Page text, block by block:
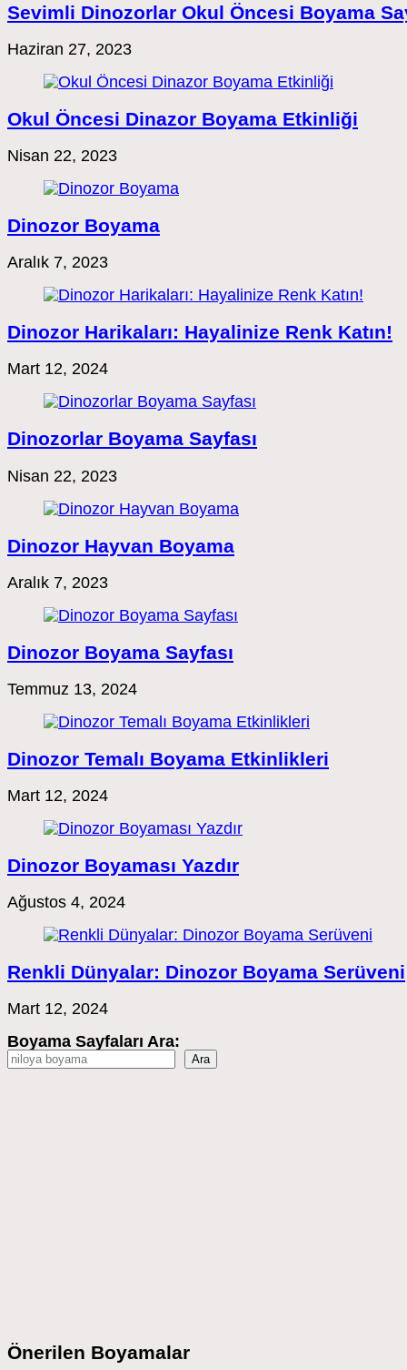
Sevimli Dinozorlar Okul Öncesi Boyama
Haziran 27, 2023
Okul Öncesi Dinazor Boyama Etkinliği
Nisan 22, 2023
Dinozor Boyama
Aralık 7, 2023
Dinozor Harikaları: Hayalinize Renk Katın!
Mart 12, 2024
Dinozorlar Boyama Sayfası
Nisan 22, 2023
Dinozor Hayvan Boyama
Aralık 7, 2023
Dinozor Boyama Sayfası
Temmuz 13, 2024
Dinozor Temalı Boyama Etkinlikleri
Mart 12, 2024
Dinozor Boyaması Yazdır
Ağustos 4, 2024
Renkli Dünyalar: Dinozor Boyama Serüveni
Mart 12, 2024
Boyama Sayfaları Ara:
Ara
Önerilen Boyamalar